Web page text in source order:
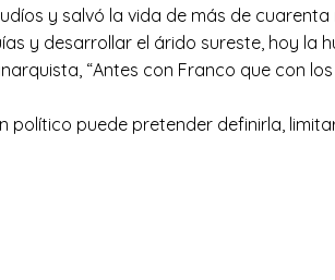
y salvó la vida de más de cuarenta
y desarrollar el árido sureste, hoy la
“Antes con Franco que con
político puede pretender definirla,